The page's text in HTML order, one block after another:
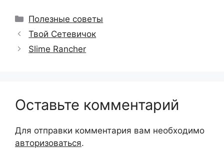
Рубрики
Полезные советы
Твой Сетевичок
Slime Rancher
Оставьте комментарий
Для отправки комментария вам необходимо
авторизоваться.